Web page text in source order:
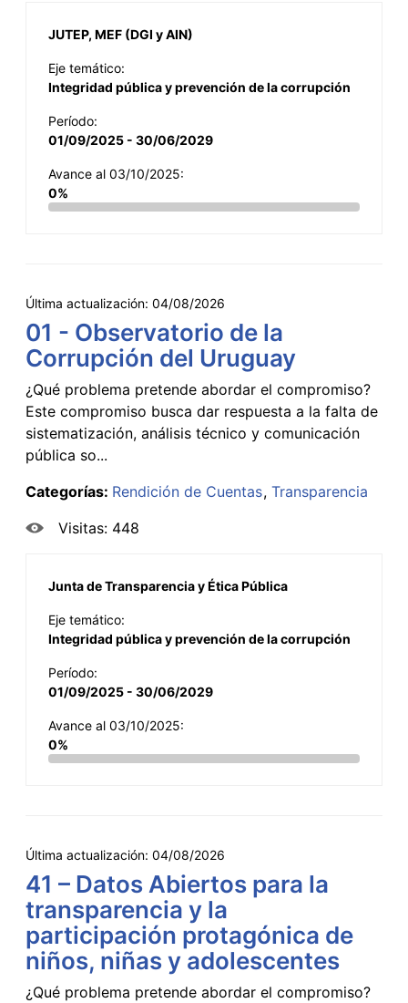
JUTEP, MEF (DGI y AIN)
Eje temático:
Integridad pública y prevención de la corrupción
Período:
01/09/2025 - 30/06/2029
Avance al 03/10/2025:
0%
Última actualización: 04/08/2026
01 - Observatorio de la
Corrupción del Uruguay
¿Qué problema pretende abordar el compromiso?
Este compromiso busca dar respuesta a la falta de
sistematización, análisis técnico y comunicación
pública so...
Categorías: Rendición de Cuentas Transparencia
Visitas: 448
Junta de Transparencia y Ética Pública
Eje temático:
Integridad pública y prevención de la corrupción
Período:
01/09/2025 - 30/06/2029
Avance al 03/10/2025:
0%
Última actualización: 04/08/2026
41 – Datos Abiertos para la
transparencia y la
participación protagónica de
niños, niñas y adolescentes
¿Qué problema pretende abordar el compromiso?